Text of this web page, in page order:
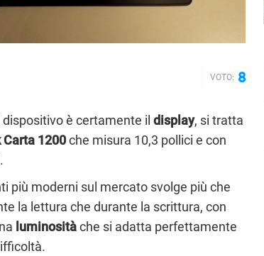
VOTO: 8
è certamente il display, si tratta
Carta 1200che misura 10,3 pollici e con
più moderni sul mercato svolge più che
la lettura che durante la scrittura, con
luminositàche si adatta perfettamente